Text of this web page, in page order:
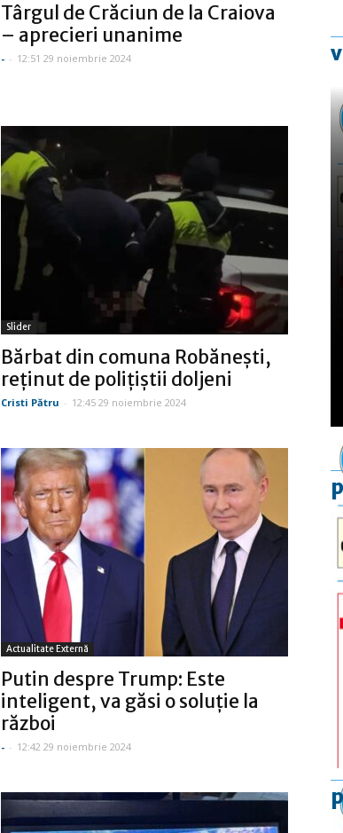
Târgul de Crăciun de la Craiova
– aprecieri unanime
- - 12:51 29 noiembrie 2024
Slider
Bărbat din comuna Robăneşti,
reţinut de poliţiştii doljeni
Cristi Pătru - 12:45 29 noiembrie 2024
Actualitate Externă
Putin despre Trump: Este
inteligent, va găsi o soluţie la
război
- - 12:42 29 noiembrie 2024